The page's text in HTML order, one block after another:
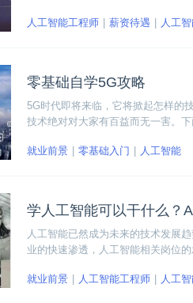
人工智能工程师
薪资待遇 人工
零基础自学5G攻略
5G时代即将来临，它将掀起怎样的
技术绝对对大家有百益而无一害。
就业前景 零基础入门 人工智能
学人工智能可以干什么？
人工智能已然成为未来的技术发展
业的快速渗透，人工智能相关岗位
就业前景
人工智能工程师 人工